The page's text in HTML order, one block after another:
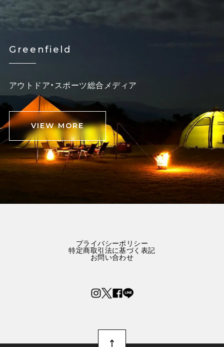
Greenfield
アウトドア・スポーツ総合メディア
VIEW MORE
プライバシーポリシー
特定商取引法に基づく表記
お問い合わせ